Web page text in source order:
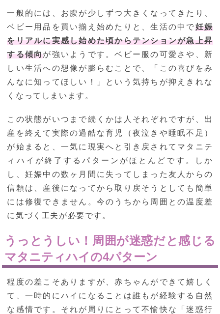
一般的には、お腹が少しずつ大きくなってきたり、
ベビー用品を買い揃え始めたりと、生活の中で妊娠
をリアルに実感し始めた頃からテンションが急上昇
する傾向が強いようです。ベビー服の可愛さや、新
しい生活への想像が膨らむことで、「この喜びをみ
んなに知ってほしい！」という気持ちが抑えきれな
くなってしまいます。
この状態がいつまで続くかは人それぞれですが、出
産を終えて実際の過酷な育児（夜泣きや睡眠不足）
が始まると、一気に現実へと引き戻されてマタニテ
ィハイが終了するパターンがほとんどです。しか
し、妊娠中の数ヶ月間に失ってしまった友人からの
信頼は、産後になってから取り戻そうとしても簡単
には修復できません。今のうちから周囲との温度差
に気づく工夫が必要です。
うっとうしい！周囲が迷惑だと感じる
マタニティハイの4パターン
程度の差こそありますが、赤ちゃんができて嬉しく
て、一時的にハイになることは誰もが経験する自然
な感情です。それが周りにとって不愉快な「迷惑行